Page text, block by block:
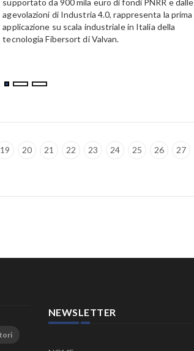
agevolazioni di Industria 4.0, rappresenta la prima
applicazione su scala industriale in Italia della
tecnologia Fibersort di Valvan.
19 20 21 22 23 24 25 26
27
NEWSLETTER